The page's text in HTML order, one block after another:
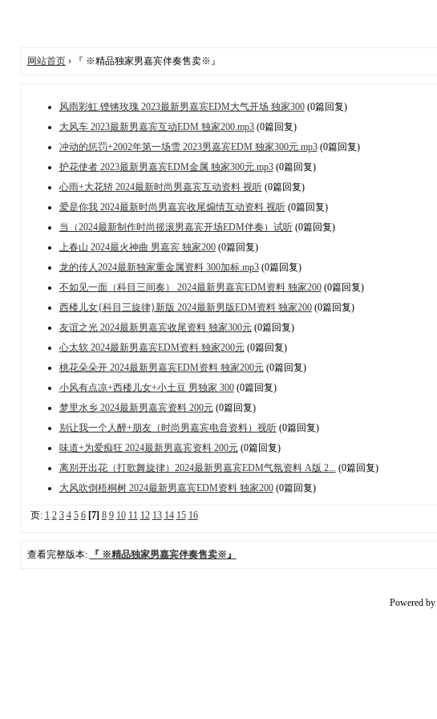
网站首页› 『 ※精品独家男嘉宾伴奏售卖※』
风雨彩虹.铿锵玫瑰 2023最新男嘉宾EDM大气开场 独家300(0篇回复)
大风车 2023最新男嘉宾互动EDM 独家200.mp3(0篇回复)
冲动的惩罚+2002年第一场雪 2023男嘉宾EDM 独家300元.mp3(0篇回复)
护花使者 2023最新男嘉宾EDM金属 独家300元.mp3(0篇回复)
心雨+大花轿 2024最新时尚男嘉宾互动资料 视听(0篇回复)
爱是你我 2024最新时尚男嘉宾收尾煽情互动资料 视听(0篇回复)
当（2024最新制作时尚摇滚男嘉宾开场EDM伴奏）试听(0篇回复)
上春山 2024最火神曲 男嘉宾 独家200(0篇回复)
龙的传人2024最新独家重金属资料 300加标.mp3(0篇回复)
不如见一面（科目三间奏） 2024最新男嘉宾EDM资料 独家200(0篇回复)
西楼儿女{科目三旋律}新版 2024最新男版EDM资料 独家200(0篇回复)
友谊之光 2024最新男嘉宾收尾资料 独家300元(0篇回复)
心太软 2024最新男嘉宾EDM资料 独家200元(0篇回复)
桃花朵朵开 2024最新男嘉宾EDM资料 独家200元(0篇回复)
小风有点凉+西楼儿女+小土豆 男独家 300(0篇回复)
梦里水乡 2024最新男嘉宾资料 200元(0篇回复)
别让我一个人醉+朋友（时尚男嘉宾电音资料）视听(0篇回复)
味道+为爱痴狂 2024最新男嘉宾资料 200元(0篇回复)
离别开出花（打歌舞旋律）2024最新男嘉宾EDM气氛资料 A版 2... (0篇回复)
大风吹倒梧桐树 2024最新男嘉宾EDM资料 独家200(0篇回复)
页: 1 2 3 4 5 6 [7] 8 9 10 11 12 13 14 15 16
查看完整版本: 『 ※精品独家男嘉宾伴奏售卖※』
Powered by